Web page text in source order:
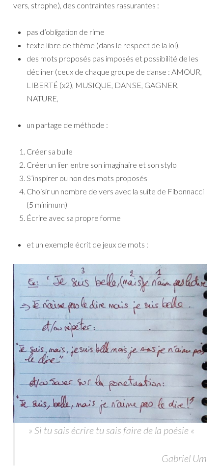
vers, strophe), des contraintes rassurantes :
pas d’obligation de rime
texte libre de thème (dans le respect de la loi),
des mots proposés pas imposés et possibilité de les
décliner (ceux de chaque groupe de danse : AMOUR,
LIBERTÉ (x2), MUSIQUE, DANSE, GAGNER,
NATURE,
un partage de méthode :
Créer sa bulle
Créer un lien entre son imaginaire et son stylo
S’inspirer ou non des mots proposés
Choisir un nombre de vers avec la suite de Fibonnacci
(5 minimum)
Écrire avec sa propre forme
et un exemple écrit de jeux de mots :
» Si tu sais écrire tu sais faire de la poésie «
Gabriel Um